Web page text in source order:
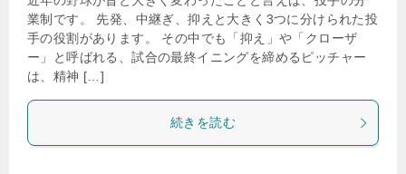
業制です。 先発、中継ぎ、抑えと大きく3つに分けられた投
手の役割があります。 その中でも「抑え」や「クローザ
ー」と呼ばれる、試合の最終イニングを締めるピッチャー
は、精神 […]
続きを読む